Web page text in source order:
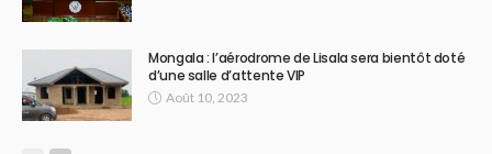
Mongala : l’aérodrome de Lisala sera bientôt doté
d’une salle d’attente VIP
Août 10, 2023